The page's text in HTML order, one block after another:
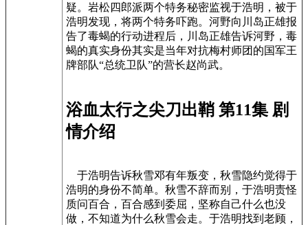
疑。岩松四郎派两个特务秘密监视于浩明，被于
浩明发现，将两个特务吓跑。河野向川岛正雄报
告了毒蝎的行动进程后，川岛正雄告诉河野，毒
蝎的真实身份其实是当年对抗梅村师团的国军王
牌部队“总统卫队”的营长赵尚武。
浴血太行之尖刀出鞘 第11集 剧
情介绍
于浩明告诉秋雪邓有年叛变，秋雪隐约觉得于
浩明的身份不简单。秋雪不辞而别，于浩明责怪
质问百合，百合感到委屈，坚称自己什么也没
做，不知道为什么秋雪会走。于浩明找到老顾，